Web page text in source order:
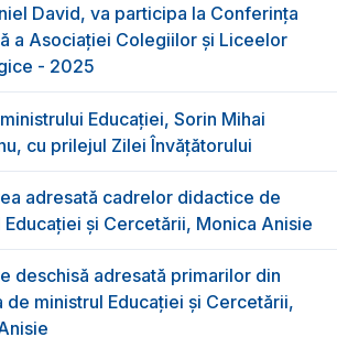
David, va participa la Conferința
a Asociației Colegiilor și Liceelor
- 2025
Educației, Sorin Mihai
cu prilejul Zilei Învățătorului
adresată cadrelor didactice de
Educației și Cercetării, Monica Anisie
deschisă adresată primarilor din
de ministrul Educației și Cercetării,